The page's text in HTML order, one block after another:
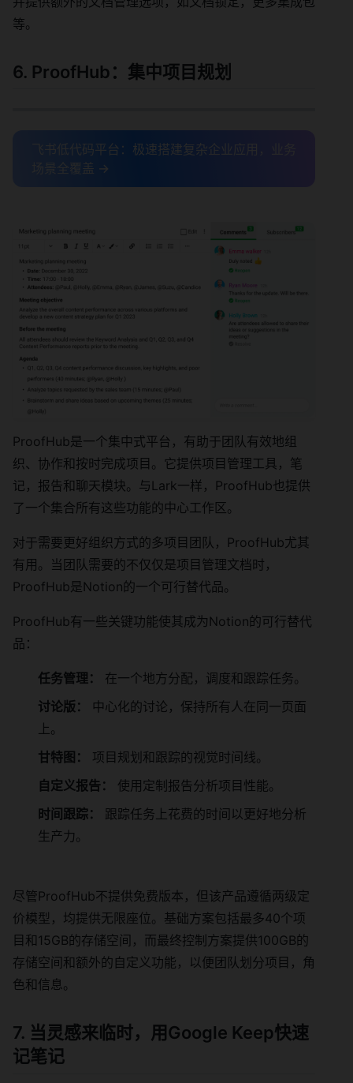
等。
6. ProofHub：集中项目规划
飞书低代码平台：极速搭建复杂企业应用，业务
场景全覆盖 →
ProofHub是一个集中式平台，有助于团队有效地组
织、协作和按时完成项目。它提供项目管理工具，笔
记，报告和聊天模块。与Lark一样，ProofHub也提供
了一个集合所有这些功能的中心工作区。
对于需要更好组织方式的多项目团队，ProofHub尤其
有用。当团队需要的不仅仅是项目管理文档时，
ProofHub是Notion的一个可行替代品。
ProofHub有一些关键功能使其成为Notion的可行替代
品：
任务管理：
在一个地方分配，调度和跟踪任务。
讨论版：
中心化的讨论，保持所有人在同一页面
上。
甘特图：
项目规划和跟踪的视觉时间线。
自定义报告：
使用定制报告分析项目性能。
时间跟踪：
跟踪任务上花费的时间以更好地分析
生产力。
尽管ProofHub不提供免费版本，但该产品遵循两级定
价模型，均提供无限座位。基础方案包括最多40个项
目和15GB的存储空间，而最终控制方案提供100GB的
存储空间和额外的自定义功能，以便团队划分项目，角
色和信息。
7. 当灵感来临时，用Google Keep快速
记笔记